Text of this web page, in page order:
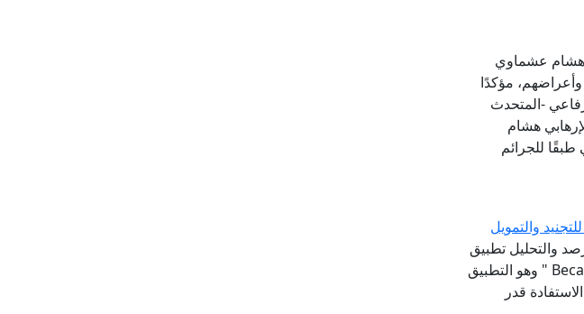
هشام عشماوي
مؤكدًا
-المتحدث
حكم الإعدام صباح الرابع من مارس 2020م في الإرهابي هشام
للجرائم
والتحليل تطبيق
التواصل الحديث التابع لتنظيم "داعش" والمعروف باسم "Because Communication Matters " وهو التطبيق
قدر